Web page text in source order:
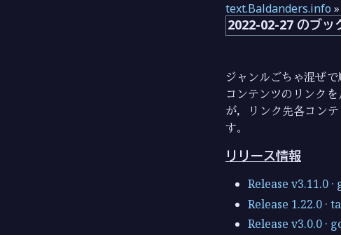
text.Baldanders.info »
2022-02-27 のブッ
ジャンルごちゃ混ぜ
コンテンツのリンク
が，リンク先各コン
す。
リリース情報
Release v3.11.0
Release 1.22.0 ·
Release v3.0.0 ·